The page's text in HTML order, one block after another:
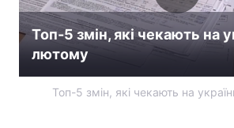
Економіка Світ
Спорт Наука
Техно і зв'язок Лайт
Топ-5 змін, які чекають на
лютому
Топ-5 змін, які чекають на